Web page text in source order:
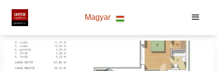
Magyar